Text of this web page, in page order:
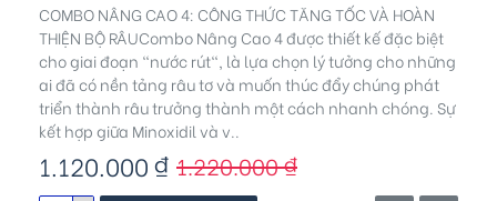
COMBO NÂNG CAO 4: CÔNG THỨC TĂNG TỐC VÀ HOÀN
THIỆN BỘ RÂUCombo Nâng Cao 4 được thiết kế đặc biệt
cho giai đoạn "nước rút", là lựa chọn lý tưởng cho những
ai đã có nền tảng râu tơ và muốn thúc đẩy chúng phát
triển thành râu trưởng thành một cách nhanh chóng. Sự
kết hợp giữa Minoxidil và v..
1.120.000 ₫ 1.220.000 ₫